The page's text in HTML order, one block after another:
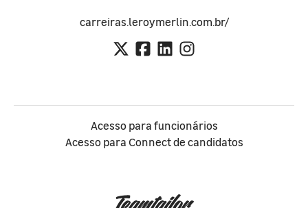
carreiras.leroymerlin.com.br/
Acesso para funcionários
Acesso para Connect de candidatos